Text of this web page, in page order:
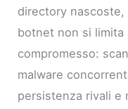
directory nascoste,
botnet non si limita
compromesso:
malware
persistenza rivali e